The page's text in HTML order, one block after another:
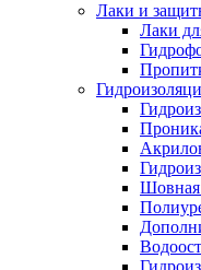
Лаки и
Лаки
Шовная